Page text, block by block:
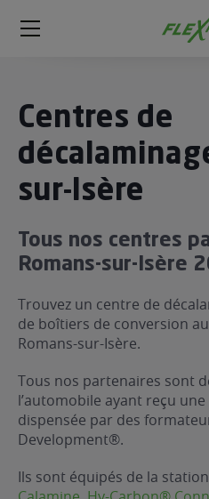
Méga
le Décalaminage
?
du carburant avec
le Superéthanol
garagiste
Centres de
sur-Isère
Tous nos centres
Romans-sur-Isère
Trouvez un centre de
de boîtiers de conversion
Romans-sur-Isère.
Tous nos partenaires sont
l’automobile ayant reçu
dispensée par des
Development®.
Ils sont équipés de la